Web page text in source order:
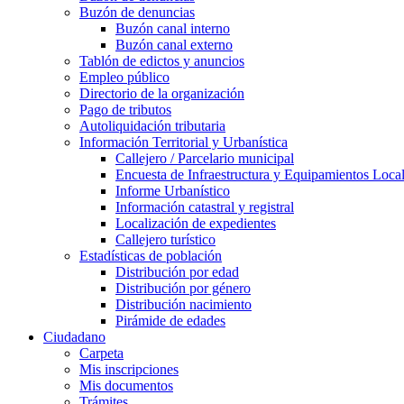
Buzón de denuncias
Buzón canal interno
Buzón canal externo
Tablón de edictos y anuncios
Empleo público
Directorio de la organización
Pago de tributos
Autoliquidación tributaria
Información Territorial y Urbanística
Callejero / Parcelario municipal
Encuesta de Infraestructura y Equipamientos
Informe Urbanístico
Información catastral y registral
Localización de expedientes
Callejero turístico
Estadísticas de población
Distribución por edad
Distribución por género
Distribución nacimiento
Pirámide de edades
Ciudadano
Carpeta
Mis inscripciones
Mis documentos